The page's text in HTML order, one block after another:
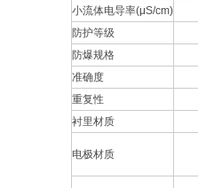
小流体电导率(μS/cm)
防护等级
防爆规格
准确度
重复性
衬里材质
电极材质